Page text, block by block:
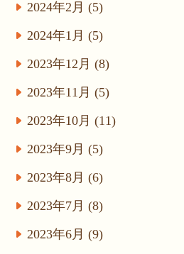
2024年2月 (5)
2024年1月 (5)
2023年12月 (8)
2023年11月 (5)
2023年10月 (11)
2023年9月 (5)
2023年8月 (6)
2023年7月 (8)
2023年6月 (9)